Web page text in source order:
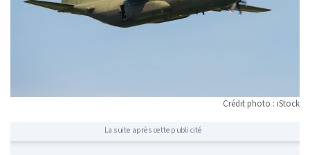
Crédit photo : iStock
La suite après cette publicité